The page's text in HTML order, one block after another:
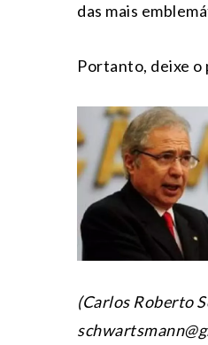
das mais
Portanto, deixe
(Carlos Roberto